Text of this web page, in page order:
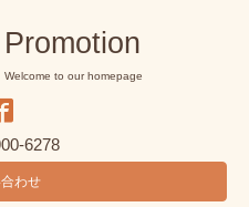
to our homepage
6278
わせ